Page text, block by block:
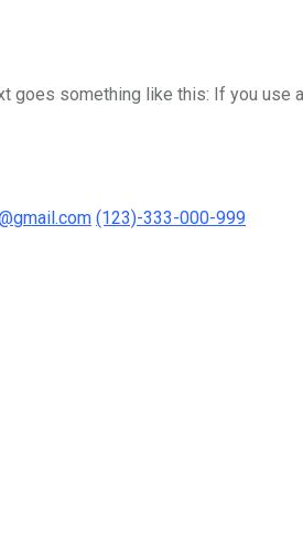
goes something like this: If you use
(123)-333-000-999